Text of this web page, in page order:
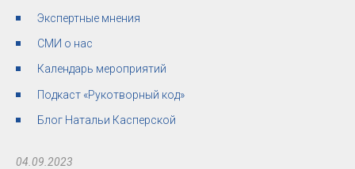
Экспертные мнения
СМИ о нас
Календарь мероприятий
Подкаст «Рукотворный код»
Блог Натальи Касперской
04.09.2023